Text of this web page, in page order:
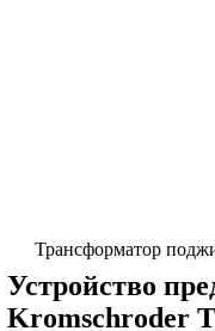
Трансформатор
Устройство
Kromschroder